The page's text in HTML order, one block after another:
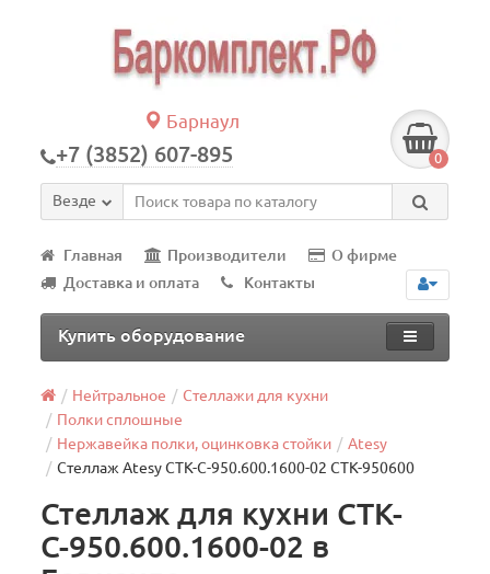
Барнаул
+7 (3852) 607-895 0
Везде
Главная Производители
О фирме
Доставка и оплата
Контакты
Купить оборудование
Нейтральное
Стеллажи для кухни
Полки сплошные
Нержавейка полки, оцинковка стойки
Atesy
Стеллаж Atesy СТК-С-950.600.1600-02 СТК-950600
Стеллаж для кухни СТК-
С-950.600.1600-02 в